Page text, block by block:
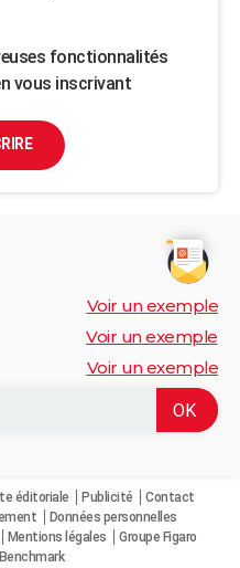
fonctionnalités
vous inscrivant
Voir un exemple
Voir un exemple
Voir un exemple
éditoriale Publicité
Contact
Données personnelles
Mentions légales
Groupe Figaro